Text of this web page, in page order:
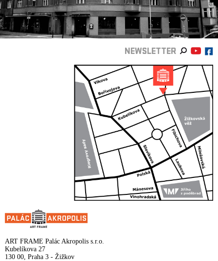
NEWSLETTER
ART FRAME Palác Akropolis s.r.o.
Kubelíkova 27
130 00, Praha 3 - Žižkov